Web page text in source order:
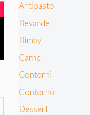
Antipasto
Bevande
Bimby
Carne
Contorni
Contorno
Dessert